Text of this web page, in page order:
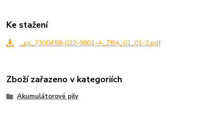
Ke stažení
_ps_7300458-022-9801-A_ZBA_01_01-2.pdf
Zboží zařazeno v kategoriích
Akumulátorové pily